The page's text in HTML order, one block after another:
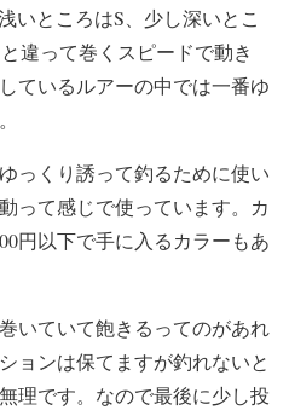
いところはS、少し深いとこ
違って巻くスピードで動き
ているルアーの中では一番ゆ
っくり誘って釣るために使い
って感じで使っています。カ
円以下で手に入るカラーもあ
いていて飽きるってのがあれ
ョンは保てますが釣れないと
理です。なので最後に少し投